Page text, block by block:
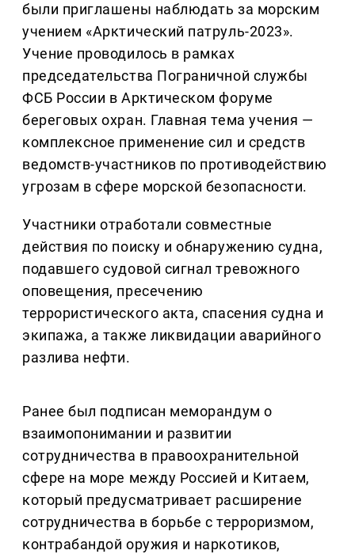
были приглашены наблюдать за морским
учением «Арктический патруль-2023».
Учение проводилось в рамках
председательства Пограничной службы
ФСБ России в Арктическом форуме
береговых охран. Главная тема учения —
комплексное применение сил и средств
ведомств-участников по противодействию
угрозам в сфере морской безопасности.
Участники отработали совместные
действия по поиску и обнаружению судна,
подавшего судовой сигнал тревожного
оповещения, пресечению
террористического акта, спасения судна и
экипажа, а также ликвидации аварийного
разлива нефти.
Ранее был подписан меморандум о
взаимопонимании и развитии
сотрудничества в правоохранительной
сфере на море между Россией и Китаем,
который предусматривает расширение
сотрудничества в борьбе с терроризмом,
контрабандой оружия и наркотиков,